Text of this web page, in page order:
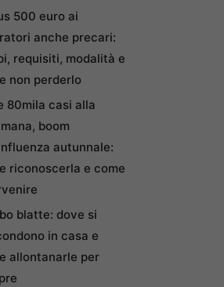
500 euro ai
anche precari:
requisiti, modalità e
non perderlo
80mila casi alla
boom
autunnale:
riconoscerla e come
blatte: dove si
in casa e
allontanarle per